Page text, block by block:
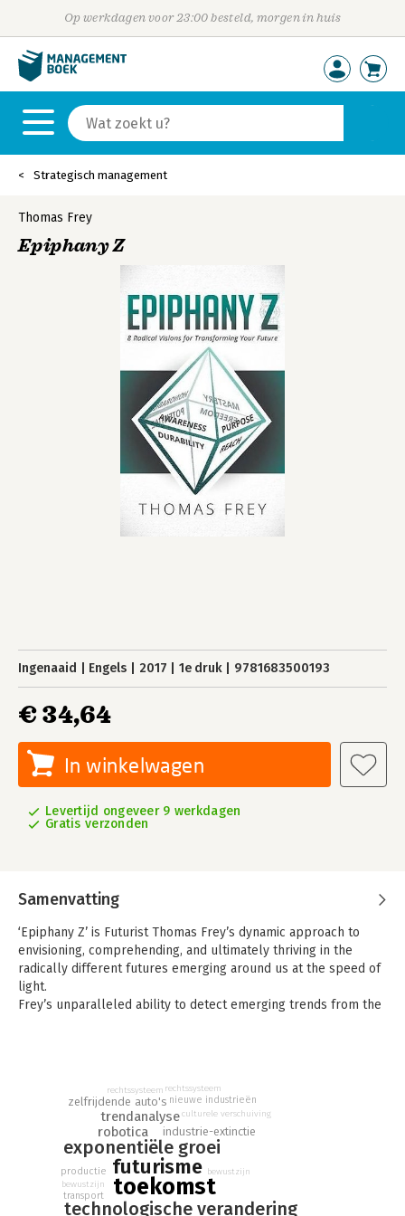
Op werkdagen voor 23:00 besteld, morgen in huis
Strategisch management
Thomas Frey
Epiphany Z
Ingenaaid Engels 2017 1e druk 9781683500193
€ 34,64
In winkelwagen
Levertijd ongeveer 9 werkdagen
Gratis verzonden
Samenvatting
‘Epiphany Z’ is Futurist Thomas Frey’s dynamic approach to
envisioning, comprehending, and ultimately thriving in the
radically different futures emerging around us at the speed of
light.
Frey’s unparalleled ability to detect emerging trends from the
How will our lives be changed by advancements in robotics, in
drone technology, in manufacturing and transportation?
How can education cope with the explosive new world of
enhanced information, hyperactive business environments,
cultural shifts that would have been unimaginable as recently
as yesterday?
Who will be the masters of tomorrow’s universe and who will
toekomst
futurisme
technologische verandering
exponentiële groei
robotica
trendanalyse
industrie-extinctie
zelfrijdende auto's
bewustzijn
rechtssysteem
nieuwe industrieën
culturele verschuiving
transport
bewustzijn
rechtssysteem
productie